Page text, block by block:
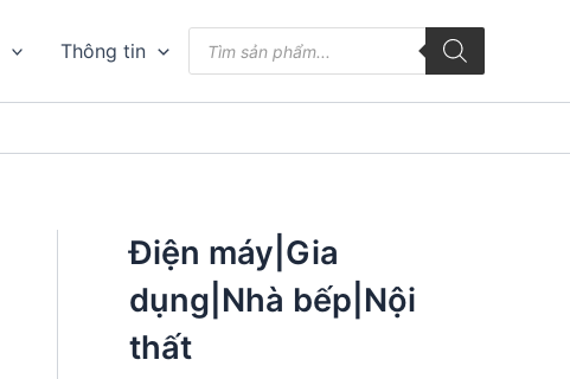
Thông tin
kiếm
phẩm
Điện máy|Gia
dụng|Nhà bếp|Nội
thất